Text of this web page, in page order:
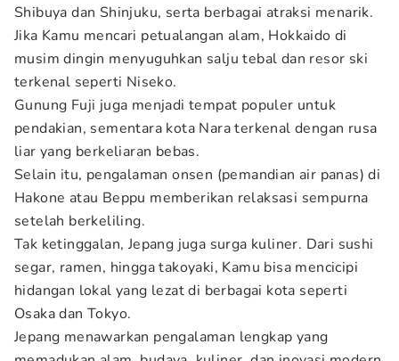
Shibuya dan Shinjuku, serta berbagai atraksi menarik.
Jika Kamu mencari petualangan alam, Hokkaido di
musim dingin menyuguhkan salju tebal dan resor ski
terkenal seperti Niseko.
Gunung Fuji juga menjadi tempat populer untuk
pendakian, sementara kota Nara terkenal dengan rusa
liar yang berkeliaran bebas.
Selain itu, pengalaman onsen (pemandian air panas) di
Hakone atau Beppu memberikan relaksasi sempurna
setelah berkeliling.
Tak ketinggalan, Jepang juga surga kuliner. Dari sushi
segar, ramen, hingga takoyaki, Kamu bisa mencicipi
hidangan lokal yang lezat di berbagai kota seperti
Osaka dan Tokyo.
Jepang menawarkan pengalaman lengkap yang